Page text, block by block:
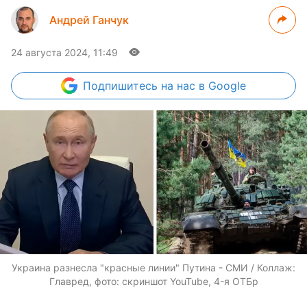
Андрей Ганчук
24 августа 2024, 11:49
Подпишитесь на нас в Google
Украина разнесла "красные линии" Путина - СМИ / Коллаж:
Главред, фото: скриншот YouTube, 4-я ОТБр